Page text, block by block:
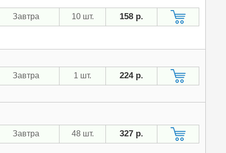
Завтра 10 шт. 158 р.
Завтра 1 шт. 224 р.
Завтра 48 шт. 327 р.